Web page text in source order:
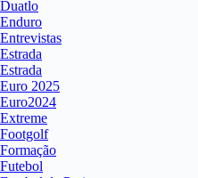
Duatlo
Enduro
Entrevistas
Estrada
Estrada
Euro 2025
Euro2024
Extreme
Footgolf
Formação
Futebol